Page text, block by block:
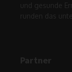
und gesunde
runden das
Partner